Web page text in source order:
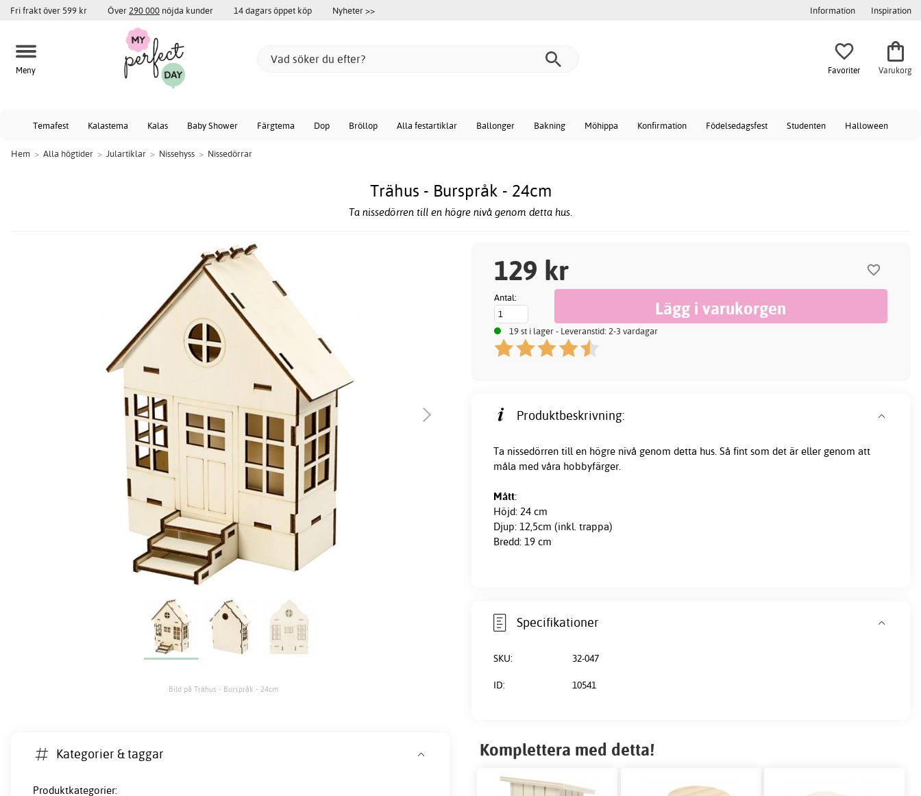
Fri frakt över 599 kr Över 290 000 nöjda kunder 14 dagars öppet köp Nyheter >> Information Inspiration
Meny Favoriter Varukorg
Temafest Kalastema Kalas Baby Shower Färgtema Dop Bröllop Alla festartiklar Ballonger Bakning Möhippa Konfirmation Födelsedagsfest Studenten Halloween
Hem > Alla högtider > Julartiklar > Nissehyss > Nissedörrar
Trähus - Burspråk - 24cm
Ta nissedörren till en högre nivå genom detta hus.
Bild på Trähus - Burspråk - 24cm
129 kr
Antal:
19 st i lager - Leveranstid: 2-3 vardagar
Produktbeskrivning:
Ta nissedörren till en högre nivå genom detta hus. Så fint som det är eller genom att
måla med våra hobbyfärger.
Mått:
Höjd: 24 cm
Djup: 12,5cm (inkl. trappa)
Bredd: 19 cm
Specifikationer
SKU: 32-047
ID: 10541
Kategorier & taggar
Produktkategorier:
Komplettera med detta!